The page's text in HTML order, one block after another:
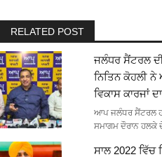
RELATED POST
ਜਲੰਧਰ ਸੈਂਟਰਲ
ਨਿਤਿਨ ਕੋਹਲੀ
ਵਿਕਾਸ ਕਾਰਜਾਂ
ਆਪ ਜਲੰਧਰ ਸੈਂਟਰਲ
ਸਮਾਗਮ ਦੌਰਾਨ ਹਲਕੇ
ਸਾਲ 2022 ਵਿੱਚ